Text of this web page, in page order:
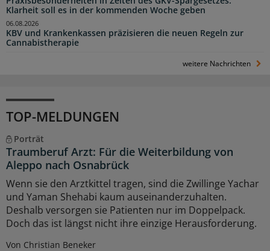
Klarheit soll es in der kommenden Woche geben
KBV und Krankenkassen präzisieren die neuen Regeln zur
Cannabistherapie
06.08.2026
weitere Nachrichten
TOP-MELDUNGEN
Porträt
Traumberuf Arzt: Für die Weiterbildung von
Aleppo nach Osnabrück
Wenn sie den Arztkittel tragen, sind die Zwillinge Yachar
und Yaman Shehabi kaum auseinanderzuhalten.
Deshalb versorgen sie Patienten nur im Doppelpack.
Doch das ist längst nicht ihre einzige Herausforderung.
Von Christian Beneker